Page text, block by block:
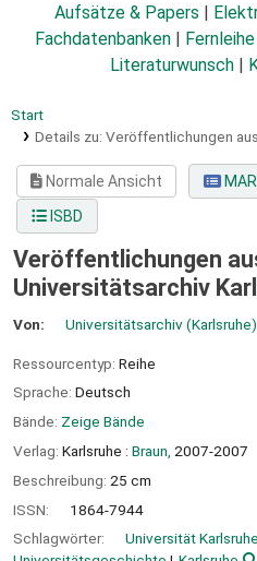
Aufsätze & Papers
Fachdatenbanken
Fernleihe
Literaturwunsch
Start
Details zu: Veröffentlichungen
Normale Ansicht
ISBD
Veröffentlichungen
Universitätsarchiv
Von: Universitätsarchiv (Karlsruhe)
Ressourcentyp: Reihe
Sprache: Deutsch
Bände: Zeige Bände
Verlag: Karlsruhe : Braun, 2007-2007
Beschreibung: 25 cm
ISSN:
1864-7944
Schlagwörter:
Universität